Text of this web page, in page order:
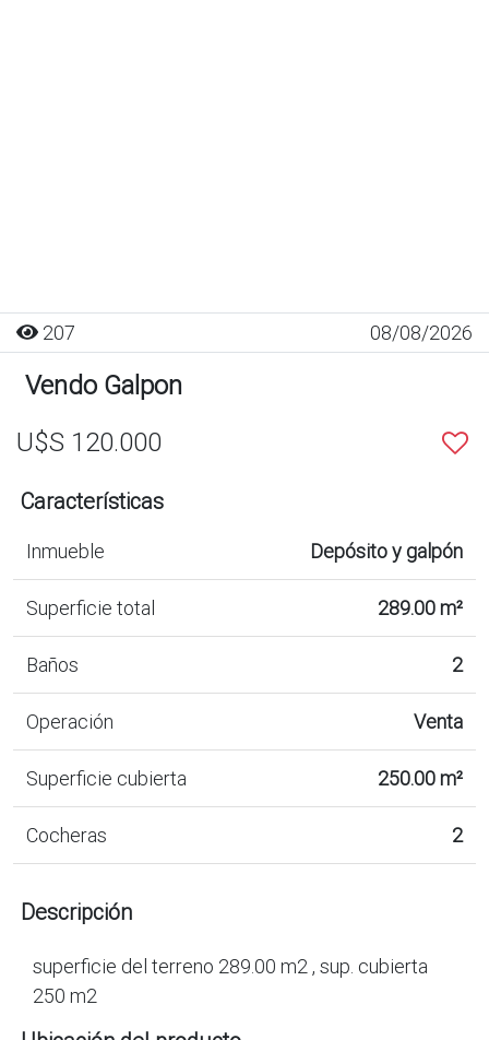
207 08/08/2026
Vendo Galpon
U$S 120.000
Características
Inmueble Depósito y galpón
Superficie total 289.00 m²
Baños 2
Operación Venta
Superficie cubierta 250.00 m²
Cocheras 2
Descripción
superficie del terreno 289.00 m2 , sup. cubierta
250 m2